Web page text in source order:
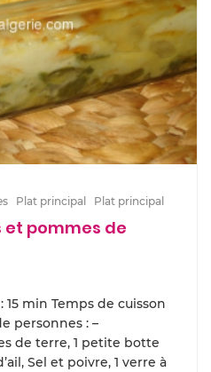
Plat principal Plat principal
et pommes de
min Temps de cuisson
personnes : –
de terre, 1 petite botte
Sel et poivre, 1 verre à